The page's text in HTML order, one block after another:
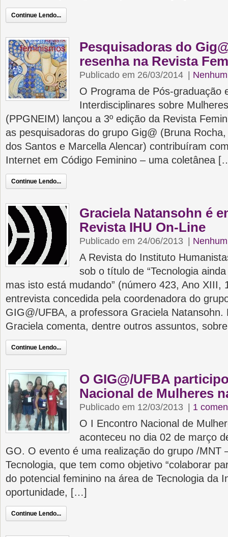
Continue Lendo...
Pesquisadoras do
resenha na Revista
Publicado em 26/03/2014
O Programa de Pós-graduação
Interdisciplinares sobre
(PPGNEIM) lançou a 3º edição da Revista
as pesquisadoras do grupo Gig@ (Bruna
dos Santos e Marcella Alencar) contribuíram
Internet em Código Feminino – uma coletânea
Continue Lendo...
Graciela Natansohn é
Revista IHU On-Line
Publicado em 24/06/2013
A Revista do Instituto
sob o título de “Tecnologia
mas isto está mudando” (número 423, Ano XIII,
entrevista concedida pela coordenadora do
GIG@/UFBA, a professora Graciela Natansohn.
Graciela comenta, dentre outros assuntos,
Continue Lendo...
O GIG@/UFBA
Nacional de Mulheres
Publicado em 12/03/2013 1
O I Encontro Nacional de
aconteceu no dia 02 de março
GO. O evento é uma realização do grupo /MNT
Tecnologia, que tem como objetivo “colaborar
do potencial feminino na área de Tecnologia da
oportunidade, […]
Continue Lendo...